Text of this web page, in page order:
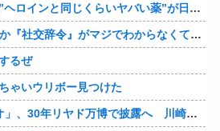
【警告】医師「米国では”ヘロインと同じくらいヤバい薬”が日本では平気で処方されてる」
ASDなんやが『冗談』とか『社交辞令』がマジでわからなくて怖い
るぜ
ゃいウリボー見つけた
4本脚の乗り物「コルレオ」、30年リヤド万博で披露へ 川崎重工が35年発売目指す